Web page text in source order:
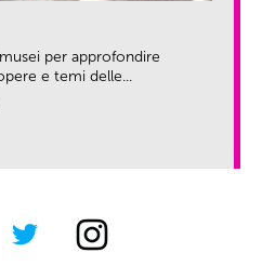
per approfondire
e temi delle...